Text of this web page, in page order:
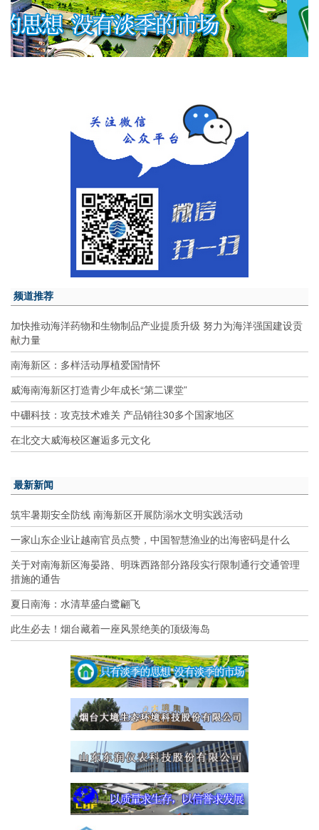
频道推荐
加快推动海洋药物和生物制品产业提质升级 努力为海洋强国建设贡
献力量
南海新区：多样活动厚植爱国情怀
威海南海新区打造青少年成长“第二课堂”
中硼科技：攻克技术难关 产品销往30多个国家地区
在北交大威海校区邂逅多元文化
最新新闻
筑牢暑期安全防线 南海新区开展防溺水文明实践活动
一家山东企业让越南官员点赞，中国智慧渔业的出海密码是什么
关于对南海新区海晏路、明珠西路部分路段实行限制通行交通管理
措施的通告
夏日南海：水清草盛白鹭翩飞
此生必去！烟台藏着一座风景绝美的顶级海岛